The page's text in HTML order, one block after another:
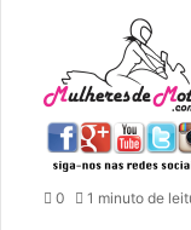
0 1 minuto de